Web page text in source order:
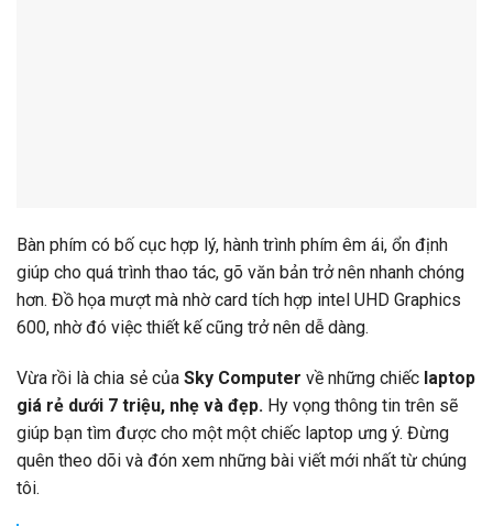
Bàn phím có bố cục hợp lý, hành trình phím êm ái, ổn định
giúp cho quá trình thao tác, gõ văn bản trở nên nhanh chóng
hơn. Đồ họa mượt mà nhờ card tích hợp intel UHD Graphics
600, nhờ đó việc thiết kế cũng trở nên dễ dàng.
Vừa rồi là chia sẻ của Sky Computer về những chiếc laptop
giá rẻ dưới 7 triệu, nhẹ và đẹp. Hy vọng thông tin trên sẽ
giúp bạn tìm được cho một một chiếc laptop ưng ý. Đừng
quên theo dõi và đón xem những bài viết mới nhất từ chúng
tôi.